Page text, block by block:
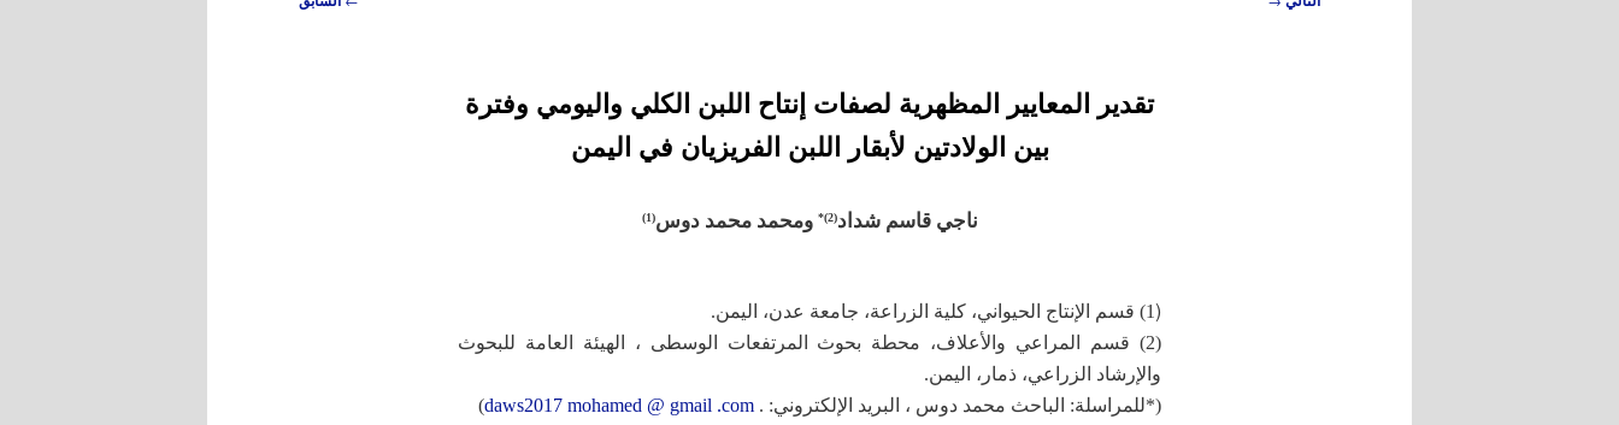
تقدير المعايير المظهرية لصفات إنتاح اللبن الكلي واليومي وفترة
بين الولادتين لأبقار اللبن الفريزيان في اليمن
ناجي قاسم شداد(
2
)* ومحمد محمد دوس(
1
)
(1) قسم الإنتاج الحيواني، كلية الزراعة، جامعة عدن، اليمن.
(2) قسم المراعي والأعلاف، محطة بحوث المرتفعات الوسطى ، الهيئة العامة للبحوث
والإرشاد الزراعي، ذمار، اليمن.
(*للمراسلة: الباحث محمد دوس ، البريد الإلكتروني: . daws2017 mohamed @ gmail .com
)